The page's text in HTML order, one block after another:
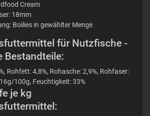
Cream
18mm
Boilies in gewählter Menge
für Nutzfische -
Bestandteile:
Rohfett: 4,8%, Rohasche: 2,9%, Rohfaser:
100g, Feuchtigkeit: 33%
je kg